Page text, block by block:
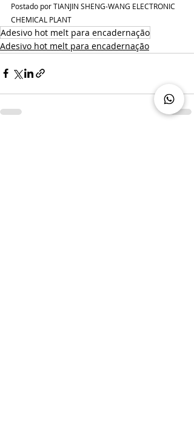
Postado por TIANJIN SHENG-WANG ELECTRONIC
CHEMICAL PLANT
Adesivo hot melt para encadernação
Adesivo hot melt para encadernação